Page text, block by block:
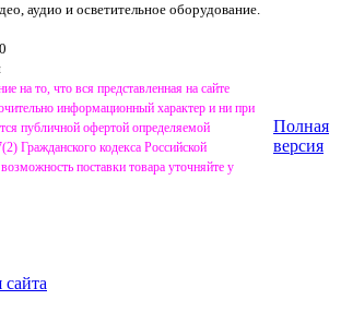
аудио и осветительное оборудование.
на то, что вся представленная на сайте
информационный характер и ни при
публичной офертой определяемой
Гражданского кодекса Российской
поставки товара уточняйте у
Полная
версия